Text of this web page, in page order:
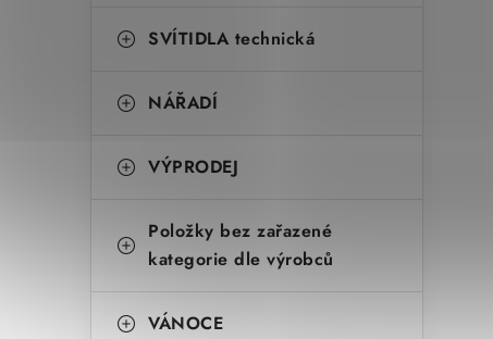
SVÍTIDLA technická
NÁŘADÍ
VÝPRODEJ
Položky bez zařazené
kategorie dle výrobců
VÁNOCE